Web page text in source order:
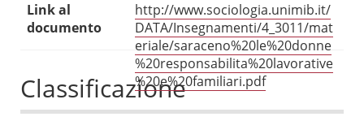
Link al
documento
http://www.sociologia.unimib.it/
DATA/Insegnamenti/4_3011/mat
eriale/saraceno%20le%20donne
%20responsabilita%20lavorative
%20e%20familiari.pdf
Classificazione